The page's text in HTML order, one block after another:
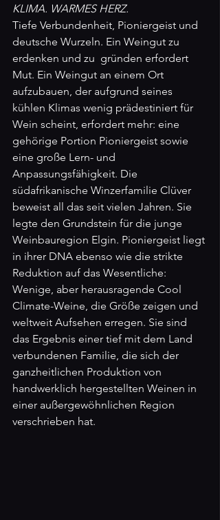
KLIMA. WARMES HERZ.
Tiefe Verbundenheit, Pioniergeist und
deutsche Wurzeln. Ein Weingut zu
erdenken und zu  gründen erfordert
Mut. Ein Weingut an einem Ort
aufzubauen, der aufgrund seines
kühlen Klimas wenig prädestiniert für
Wein scheint, erfordert mehr: eine
gehörige Portion Pioniergeist sowie
eine große Lern- und
Anpassungsfähigkeit. Die
südafrikanische Winzerfamilie Clüver
beweist all das seit vielen Jahren. Sie
legte den Grundstein für die junge
Weinbauregion Elgin. Pioniergeist liegt
in ihrer DNA ebenso wie die strikte
Reduktion auf das Wesentliche:
Wenige, aber herausragende Cool
Climate-Weine, die Größe zeigen und
weltweit Aufsehen erregen. Sie sind
das Ergebnis einer tief mit dem Land
verbundenen Familie, die sich der
ganzheitlichen Produktion von
handwerklich hergestellten Weinen in
einer außergewöhnlichen Region
verschrieben hat.